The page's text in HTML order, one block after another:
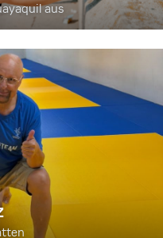
aus